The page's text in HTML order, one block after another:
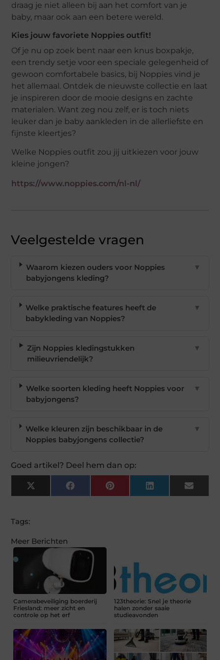
draag je niet alleen bij aan het comfort van je
baby, maar ook aan een betere wereld.
Kies jouw favoriete Noppies outfit!
Of je nu op zoek bent naar een knus boxpakje,
een trendy setje voor een speciale gelegenheid of
gewoon comfortabele basics, bij Noppies vind je
het allemaal. Ontdek de nieuwste collectie en laat
je inspireren door de mooie designs en zachte
materialen. Want zeg nou zelf, er is toch niets
leuker dan je baby aankleden in de allerliefste en
fijnste kleertjes?
Welke Noppies outfit zou jij uitkiezen voor jouw
kleine jongen?
https://www.noppies.com/nl-nl/
Veelgestelde vragen
Waarom kiezen ouders voor Noppies
babyjongens kleding?
▼
Welke praktische features heeft de
babykleding van Noppies?
▼
Zijn Noppies kledingstukken
milieuvriendelijk?
▼
Welke soorten kleding heeft Noppies voor
babyjongens?
▼
Welke kleuren zijn beschikbaar in de
Noppies babyjongens collectie?
▼
Goed artikel? Deel hem dan op:
X
(Twitter)
FacebookPinterest LinkedIn Email
Tags:
Meer Berichten
Camerabeveiliging boerderij
Friesland: meer zicht en
controle op het erf
123theorie: Snel je theorie
halen zonder saaie
studieavonden